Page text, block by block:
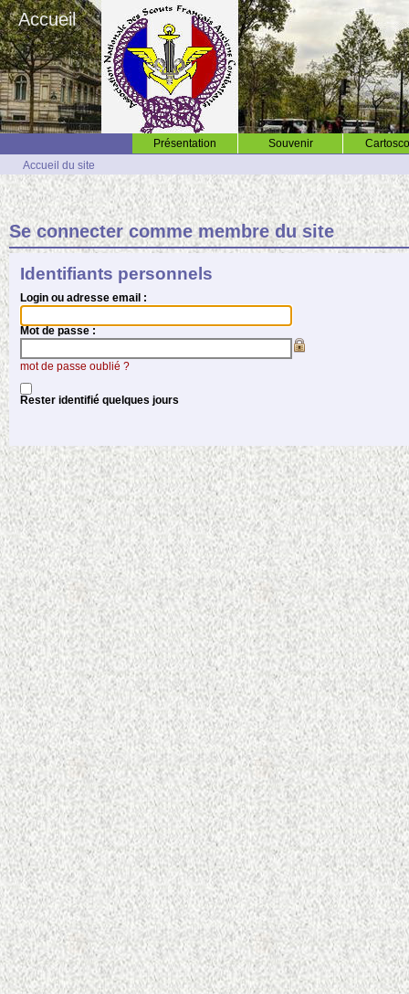
Accueil
Présentation Souvenir
Accueil du site
Se connecter comme membre du site
Identifiants personnels
Login ou adresse email :
Mot de passe :
mot de passe oublié ?
Rester identifié quelques jours